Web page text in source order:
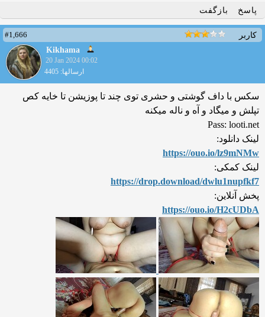
پاسخ بازگفت
کاربر
#1,666
Kikhama
20 Jan 2024 00:02
ارسالها: 4405
سکس با داف گوشتی و حشری توی چند تا پوزیشن تا خایه کص
تپلش و میگاد و آه و ناله میکنه
Pass: looti.net
لینک دانلود:
https://ouo.io/lz9mNMw
لینک کمکی:
https://drop.download/dwlu1nupfkf7
پخش آنلاین:
https://ouo.io/H2cUDbA